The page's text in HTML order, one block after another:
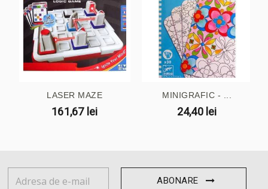
LASER MAZE
161,67 lei
MINIGRAFIC - ...
24,40 lei
ABONARE